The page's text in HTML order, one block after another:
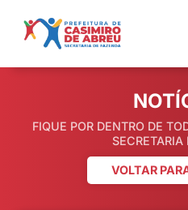
FIQUE POR DENTRO DE
SECRETARIA
VOLTAR